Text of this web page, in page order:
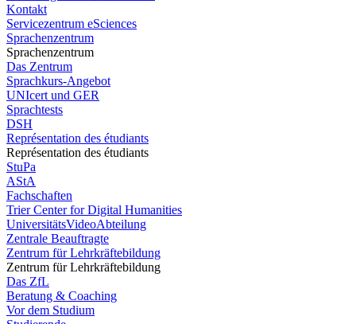
Kontakt
Servicezentrum eSciences
Sprachenzentrum
Sprachenzentrum
Das Zentrum
Sprachkurs-Angebot
UNIcert und GER
Sprachtests
DSH
Représentation des étudiants
Représentation des étudiants
StuPa
AStA
Fachschaften
Trier Center for Digital Humanities
UniversitätsVideoAbteilung
Zentrale Beauftragte
Zentrum für Lehrkräftebildung
Zentrum für Lehrkräftebildung
Das ZfL
Beratung & Coaching
Vor dem Studium